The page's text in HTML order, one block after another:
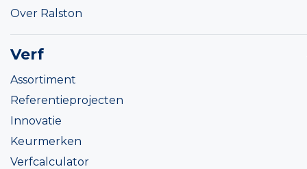
Over Ralston
Verf
Assortiment
Referentieprojecten
Innovatie
Keurmerken
Verfcalculator